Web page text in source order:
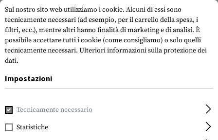
JTG
EOD Rubber Patch
Sul nostro sito web utilizziamo i cookie. Alcuni di essi sono
tecnicamente necessari (ad esempio, per il carrello della spesa, i
filtri, ecc.), mentre altri hanno finalità di marketing e di analisi. È
possibile accettare tutti i cookie (come consigliamo) o solo quelli
tecnicamente necessari. Ulteriori informazioni sulla protezione dei
dati.
Impostazioni
Tecnicamente necessario
Statistiche